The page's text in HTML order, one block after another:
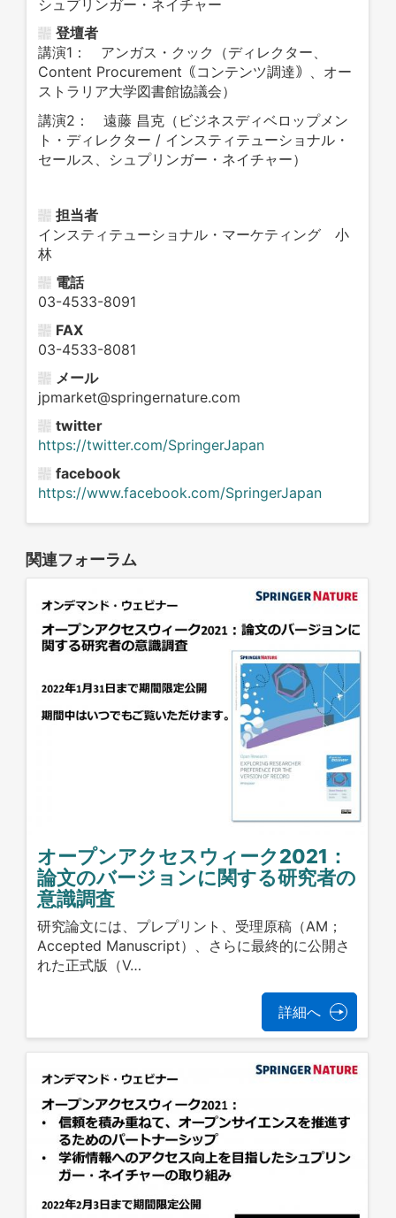
シュプリンガー・ネイチャー
登壇者
講演1： アンガス・クック（ディレクター、
Content Procurement｟コンテンツ調達｠、オー
ストラリア大学図書館協議会）
講演2： 遠藤 昌克（ビジネスディベロップメン
ト・ディレクター / インスティテューショナル・
セールス、シュプリンガー・ネイチャー）
担当者
インスティテューショナル・マーケティング 小
林
電話
03-4533-8091
FAX
03-4533-8081
メール
jpmarket@springernature.com
twitter
https://twitter.com/SpringerJapan
facebook
https://www.facebook.com/SpringerJapan
関連フォーラム
オープンアクセスウィーク2021：
論文のバージョンに関する研究者の
意識調査
研究論文には、プレプリント、受理原稿（AM；
Accepted Manuscript）、さらに最終的に公開さ
れた正式版（V…
詳細へ